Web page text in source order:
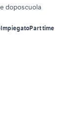
doposcuola
ImpiegatoPart time